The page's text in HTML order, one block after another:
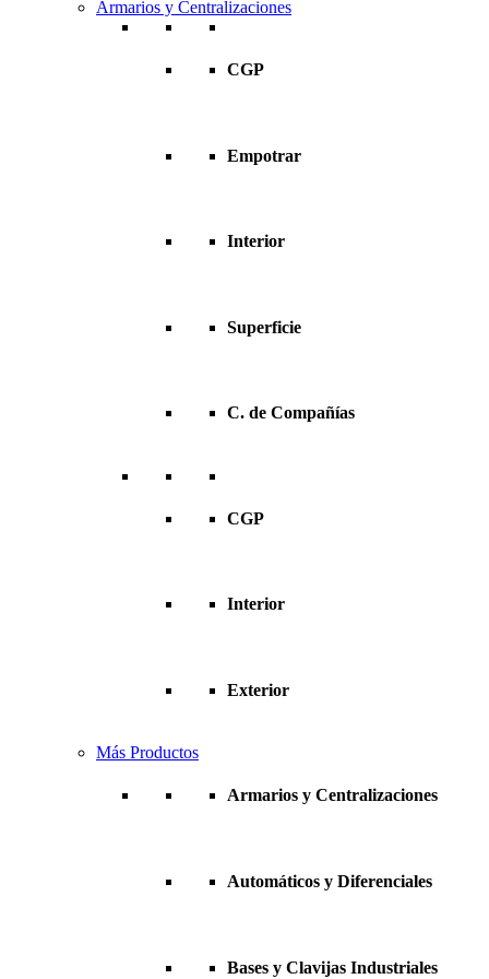
Armarios y Centralizaciones
CGP
Empotrar
Interior
Superficie
C. de Compañías
CGP
Interior
Exterior
Más Productos
Armarios y Centralizaciones
Automáticos y Diferenciales
Bases y Clavijas Industriales